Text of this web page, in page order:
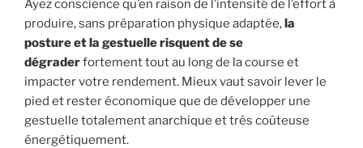
Ayez conscience qu’en raison de l’intensité de l’effort à
produire, sans préparation physique adaptée,la
posture et la gestuelle risquent de se
dégraderfortement tout au long de la course et
impacter votre rendement. Mieux vaut savoir lever le
pied et rester économique que de développer une
gestuelle totalement anarchique et très coûteuse
énergétiquement.